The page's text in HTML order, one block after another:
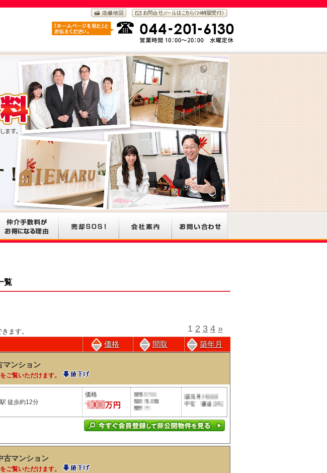
！
覧
ます。
価格 間取 築年月
1 2 3 4 »
マンション
ご覧いただけます。
徒歩約12分
価格
古マンション
ご覧いただけます。